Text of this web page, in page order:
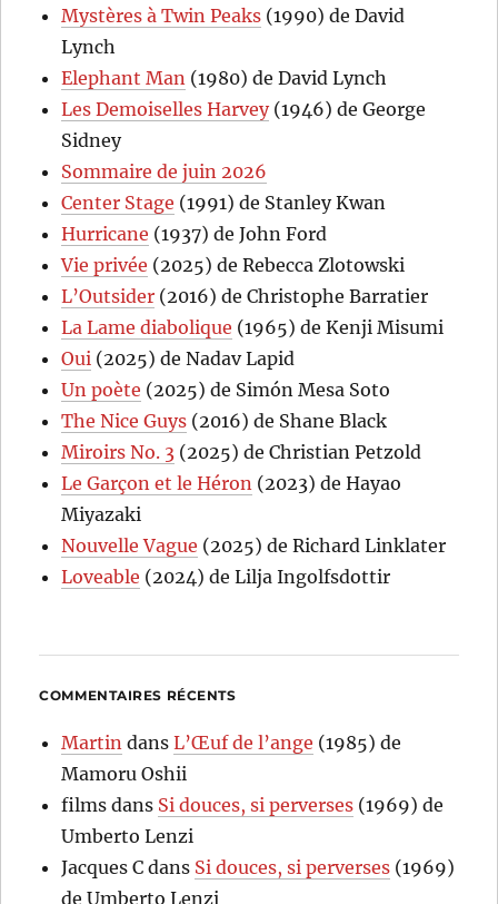
Mystères à Twin Peaks (1990) de David
Lynch
Elephant Man (1980) de David Lynch
Les Demoiselles Harvey(1946) de George
Sidney
Sommaire de juin 2026
Center Stage (1991) de Stanley Kwan
Hurricane (1937) de John Ford
Vie privée (2025) de Rebecca Zlotowski
L’Outsider (2016) de Christophe Barratier
La Lame diabolique (1965) de Kenji Misumi
Oui (2025) de Nadav Lapid
Un poète (2025) de Simón Mesa Soto
The Nice Guys (2016) de Shane Black
Miroirs No. 3 (2025) de Christian Petzold
Le Garçon et le Héron (2023) de Hayao
Miyazaki
Nouvelle Vague (2025) de Richard Linklater
Loveable (2024) de Lilja Ingolfsdottir
COMMENTAIRES RÉCENTS
Martin dansL’Œuf de l’ange (1985) de
Mamoru Oshii
films dans Si douces, si perverses (1969) de
Umberto Lenzi
Jacques C dans Si douces, si perverses (1969)
de Umberto Lenzi